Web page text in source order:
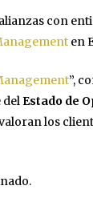
con
en
”,
delEstado de
los